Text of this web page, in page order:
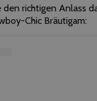
richtigen Anlass
Chic Bräutigam: